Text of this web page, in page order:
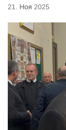
21. Ноя 2025